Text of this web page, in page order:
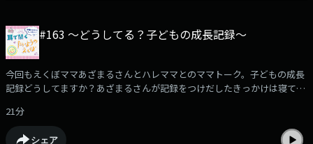
#163 〜どうしてる？子どもの成長記録〜
今回もえくぼママあざまるさんとハレママとのママトーク。子どもの成長
記録どうしてますか？あざまるさんが記録をつけだしたきっかけは寝てい
是非お聞きください。
21分
シェア